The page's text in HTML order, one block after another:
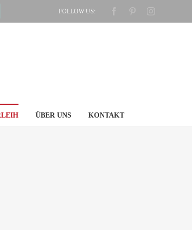
FOLLOW US: FacebookPinterest
ÜBER UNS KONTAKT